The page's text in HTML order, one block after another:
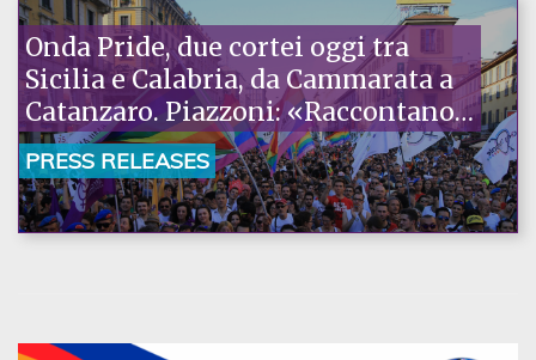
Onda Pride, due cortei oggi tra
Sicilia e Calabria, da Cammarata a
Catanzaro. Piazzoni: «Raccontano
la nostra ostinazione»
PRESS RELEASES